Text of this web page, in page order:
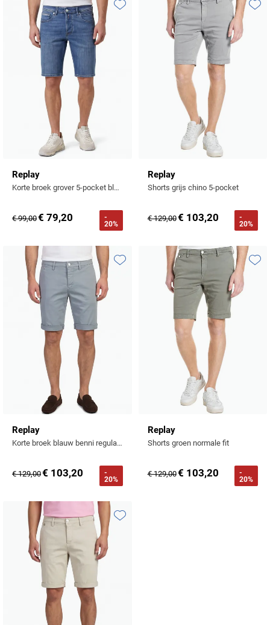
Tommy Hilfiger
Tramarossa
Vanguard
William Lockie
Alle Merken
Replay
Korte broek grover 5-pocket blauw denim
€ 99,00€ 79,20
-
20%
Toevoegen aan favorieten
Replay
Shorts grijs chino 5-pocket
€ 129,00€ 103,20
-
20%
Replay
Korte broek blauw benni regular fit
€ 129,00€ 103,20
-
20%
Toevoegen aan favorieten
Replay
Shorts groen normale fit
€ 129,00€ 103,20
-
20%